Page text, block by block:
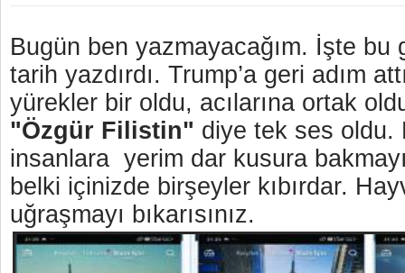
Bugün ben yazmayacağım. İşte bu
tarih yazdırdı. Trump’a geri adım
yürekler bir oldu, acılarına ortak
"Özgür Filistin" diye tek ses oldu.
insanlara yerim dar kusura
belki içinizde birşeyler kıbırdar.
uğraşmayı bıkarısınız.